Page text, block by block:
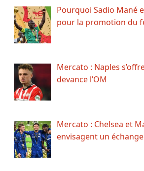
Pourquoi Sadio Mané
pour la promotion du
Mercato : Naples
devance l’OM
Mercato : Chelsea et
envisagent un échange